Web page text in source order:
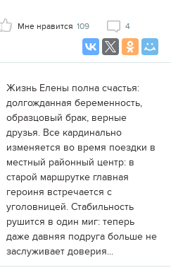
Мне нравится 109 4
Жизнь Елены полна счастья:
долгожданная беременность,
образцовый брак, верные
друзья. Все кардинально
изменяется во время поездки в
местный районный центр: в
старой маршрутке главная
героиня встречается с
уголовницей. Стабильность
рушится в один миг: теперь
даже давняя подруга больше не
заслуживает доверия...